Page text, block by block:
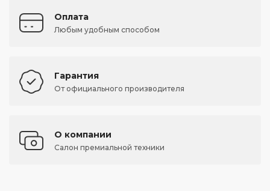
Оплата
Любым удобным способом
Гарантия
От официального производителя
О компании
Салон премиальной техники